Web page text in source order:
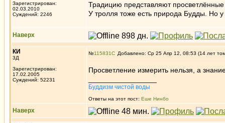
Зарегистрирован:
02.03.2010
Суждений: 2246
Традицию представляют
У тролля тоже есть природа Будды. Но у
Наверх
КИ
3Д
Зарегистрирован:
17.02.2005
Суждений: 52231
№115831 Добавлено: Ср 25 Апр 12, 08:53 (14 лет
Просветление измерить нельзя, а
Буддизм чистой воды
Ответы на этот пост: Еше Нинбо
Наверх